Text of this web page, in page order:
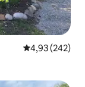
Évaluation
4,93 (242)